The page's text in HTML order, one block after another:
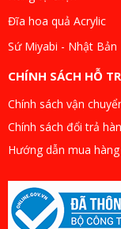
Đĩa hoa quả Acrylic
Sứ Miyabi - Nhật Bản
CHÍNH SÁCH HỖ
Chính sách vận
Chính sách đổi trả
Hướng dẫn mua